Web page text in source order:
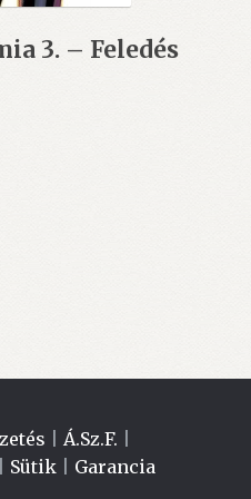
3. – Feledés
Á.Sz.F.
Sütik| Garancia